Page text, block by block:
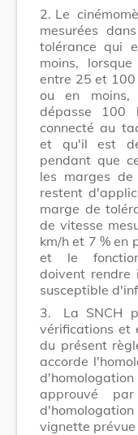
2. Le
mesurées
tolérance qui
moins,
entre 25 et 100
ou en moins,
dépasse 100
connecté au
et qu'il est
pendant que
les marges
restent
marge de
de vitesse
km/h et 7 % en
et le
doivent rendre
susceptible
3.
La SNCH
vérifications et
du présent
accorde
approuvé
vignette